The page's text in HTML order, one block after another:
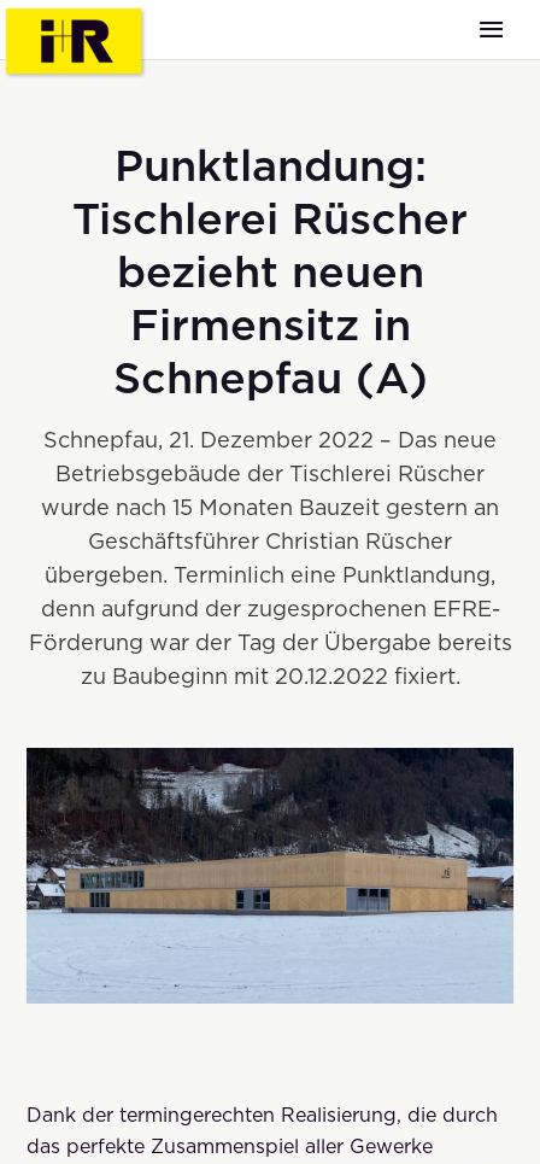
Punktlandung:
Tischlerei Rüscher
bezieht neuen
Firmensitz in
Schnepfau (A)
Schnepfau, 21. Dezember 2022 – Das neue
Betriebsgebäude der Tischlerei Rüscher
wurde nach 15 Monaten Bauzeit gestern an
Geschäftsführer Christian Rüscher
übergeben. Terminlich eine Punktlandung,
denn aufgrund der zugesprochenen EFRE-
Förderung war der Tag der Übergabe bereits
zu Baubeginn mit 20.12.2022 fixiert.
Dank der termingerechten Realisierung, die durch
das perfekte Zusammenspiel aller Gewerke